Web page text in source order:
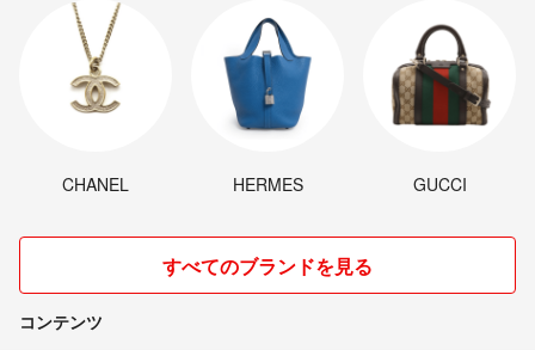
CHANEL HERMES GUCCI
すべてのブランドを見る
コンテンツ